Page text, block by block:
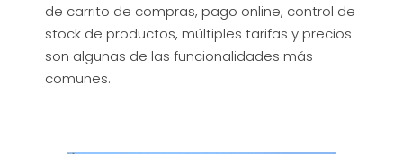
de carrito de compras, pago online, control de
stock de productos, múltiples tarifas y precios
son algunas de las funcionalidades más
comunes.